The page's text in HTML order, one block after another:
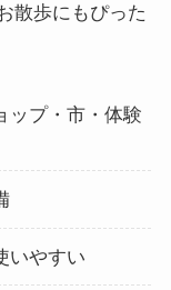
散歩にもぴった
ップ・市・体験
いやすい